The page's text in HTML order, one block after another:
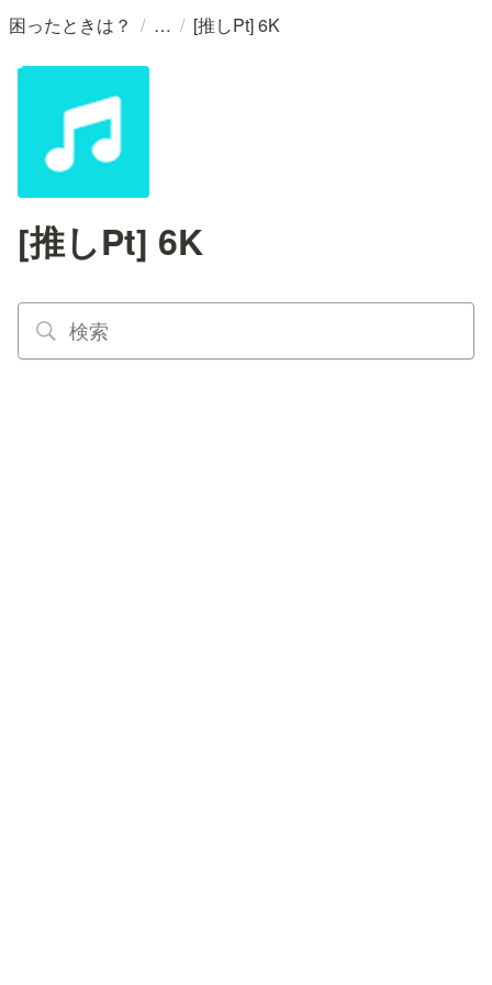
困ったときは？ / / [推しPt] 6K
[推しPt] 6K